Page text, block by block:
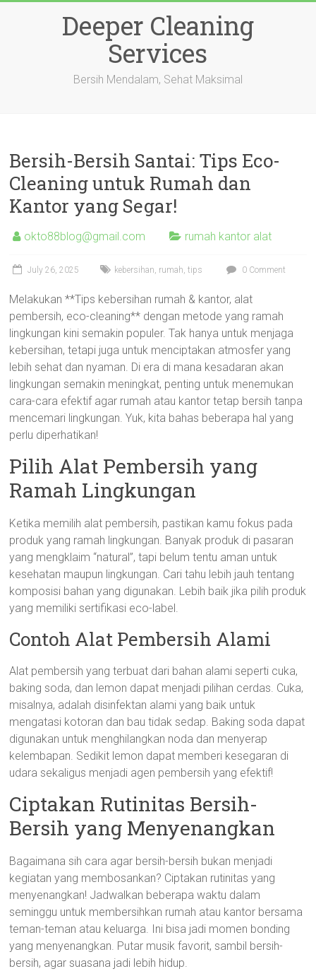
Deeper Cleaning
Services
Bersih Mendalam, Sehat Maksimal
Bersih-Bersih Santai: Tips Eco-
Cleaning untuk Rumah dan
Kantor yang Segar!
okto88blog@gmail.com rumah kantor alat
July 26, 2025 kebersihan, rumah,tips 0 Comment
Melakukan **Tips kebersihan rumah & kantor, alat
pembersih, eco-cleaning** dengan metode yang ramah
lingkungan kini semakin populer. Tak hanya untuk menjaga
kebersihan, tetapi juga untuk menciptakan atmosfer yang
lebih sehat dan nyaman. Di era di mana kesadaran akan
lingkungan semakin meningkat, penting untuk menemukan
cara-cara efektif agar rumah atau kantor tetap bersih tanpa
mencemari lingkungan. Yuk, kita bahas beberapa hal yang
perlu diperhatikan!
Pilih Alat Pembersih yang
Ramah Lingkungan
Ketika memilih alat pembersih, pastikan kamu fokus pada
produk yang ramah lingkungan. Banyak produk di pasaran
yang mengklaim “natural”, tapi belum tentu aman untuk
kesehatan maupun lingkungan. Cari tahu lebih jauh tentang
komposisi bahan yang digunakan. Lebih baik jika pilih produk
yang memiliki sertifikasi eco-label.
Contoh Alat Pembersih Alami
Alat pembersih yang terbuat dari bahan alami seperti cuka,
baking soda, dan lemon dapat menjadi pilihan cerdas. Cuka,
misalnya, adalah disinfektan alami yang baik untuk
mengatasi kotoran dan bau tidak sedap. Baking soda dapat
digunakan untuk menghilangkan noda dan menyerap
kelembapan. Sedikit lemon dapat memberi kesegaran di
udara sekaligus menjadi agen pembersih yang efektif!
Ciptakan Rutinitas Bersih-
Bersih yang Menyenangkan
Bagaimana sih cara agar bersih-bersih bukan menjadi
kegiatan yang membosankan? Ciptakan rutinitas yang
menyenangkan! Jadwalkan beberapa waktu dalam
seminggu untuk membersihkan rumah atau kantor bersama
teman-teman atau keluarga. Ini bisa jadi momen bonding
yang menyenangkan. Putar musik favorit, sambil bersih-
bersih, agar suasana jadi lebih hidup.